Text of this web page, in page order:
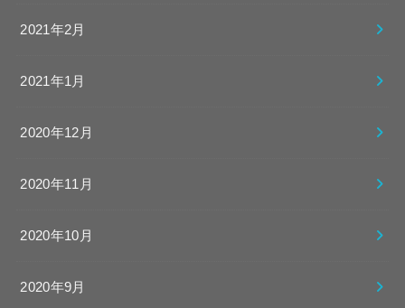
2021年2月
2021年1月
2020年12月
2020年11月
2020年10月
2020年9月